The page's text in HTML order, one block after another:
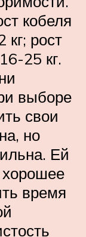
кобеля
рост
25 кг.
выборе
свои
но
Ей
хорошее
время